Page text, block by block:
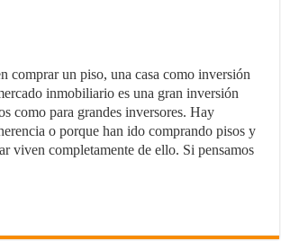
comprar un piso, una casa como inversión
inmobiliario es una gran inversión
como para grandes inversores. Hay
o porque han ido comprando pisos y
viven completamente de ello. Si pensamos